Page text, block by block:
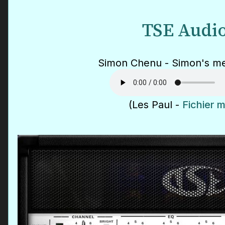
TSE
Simon Chenu - Simon's
(Les Paul - Fichier